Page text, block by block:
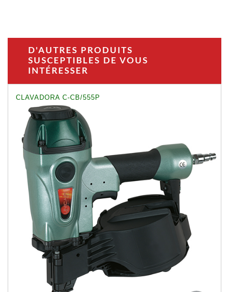
D'AUTRES PRODUITS
SUSCEPTIBLES DE VOUS
INTÉRESSER
CLAVADORA C-CB/555P